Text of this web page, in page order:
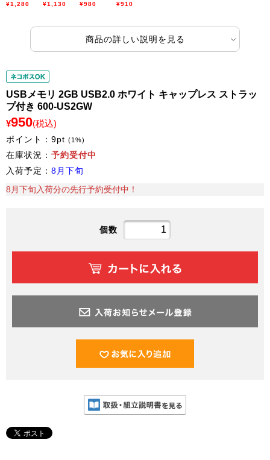
¥1,280 ¥1,130 ¥980 ¥910
商品の詳しい説明を見る
USBメモリ 2GB USB2.0 ホワイト キャップレス ストラッ
プ付き 600-US2GW
¥950(税込)
ポイント： 9pt (1%)
在庫状況： 予約受付中
入荷予定： 8月下旬
8月下旬入荷分の先行予約受付中！
個数